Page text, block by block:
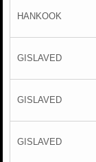
HANKOOK
GISLAVED
GISLAVED
GISLAVED